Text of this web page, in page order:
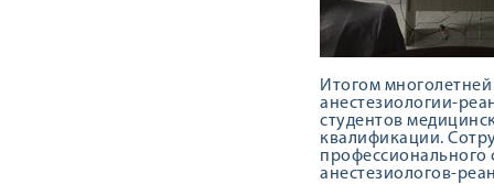
Итогом
анестезиологии-
студентов
квалификации.
профессионального
анестезиологов-